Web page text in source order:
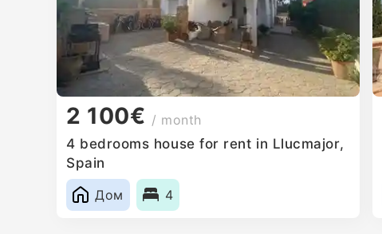
2 100€ / month
4 bedrooms house for rent in Llucmajor,
Spain
Дом
4